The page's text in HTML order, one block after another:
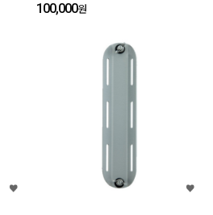
100,000원